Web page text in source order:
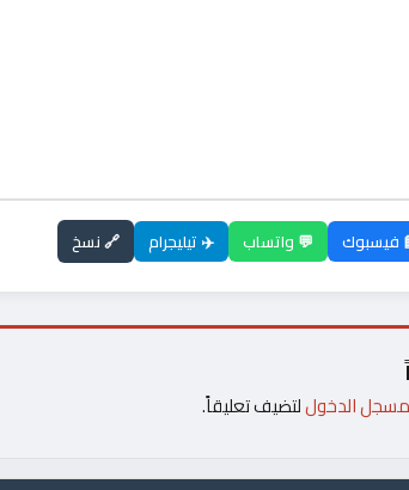
فيسبوك 💬 واتساب ✈️ تيليجرام 🔗 نسخ
مسجل الدخوللتضيف تعليقاً.